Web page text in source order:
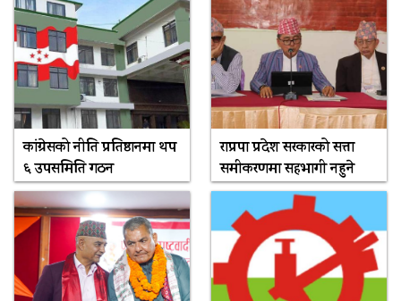
कांग्रेसको नीति प्रतिष्ठानमा थप
६ उपसमिति गठन
राप्रपा प्रदेश सरकारको सत्ता
समीकरणमा सहभागी नहुने